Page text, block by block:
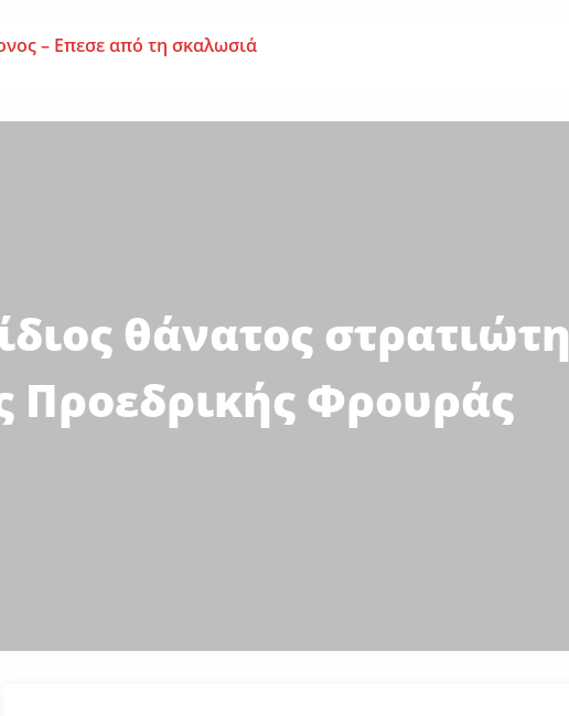
– Επεσε από τη σκαλωσιά
Ευπραξία (Κουκουλούδη)
θάνατος στρατιώτη
Προεδρικής Φρουράς